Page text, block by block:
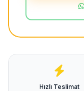
Hızlı Teslimat